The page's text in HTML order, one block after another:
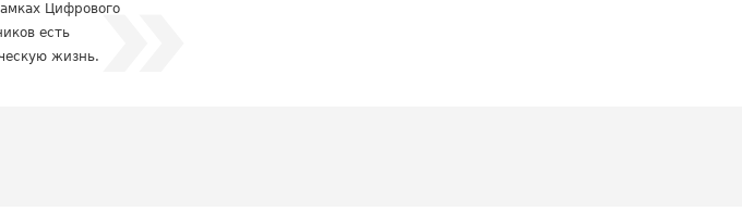
Цифрового
есть
жизнь.